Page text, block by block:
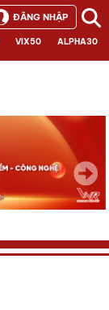
VIX50 ALPHA30
ĐĂNG NHẬP
Next